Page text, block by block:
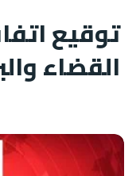
توقيع
القضاء